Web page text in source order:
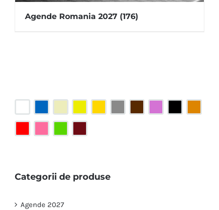
Agende Romania 2027 (176)
Categorii de produse
Agende 2027